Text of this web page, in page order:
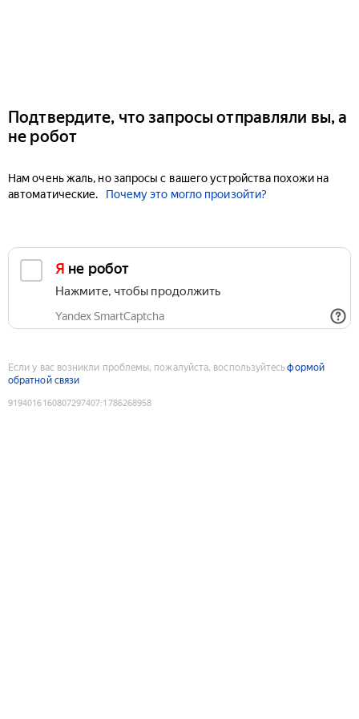
Подтвердите, что запросы отправляли вы, а
не робот
Нам очень жаль, но запросы с вашего устройства похожи на
автоматические.
Почему это могло произойти?
Я не робот
Нажмите, чтобы продолжить
Yandex SmartCaptcha
Если у вас возникли проблемы, пожалуйста, воспользуйтесьформой
обратной связи
9194016160807297407:1786268958